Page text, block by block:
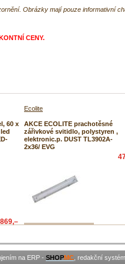
Obrázky mají pouze informativní
CENY.
60 x
869,–
Ecolite
AKCE ECOLITE prachotěsné
zářivkové svitidlo, polystyren ,
elektronic.p. DUST TL3902A-
2x36/ EVG
na ERP - SHOPMC , redakční